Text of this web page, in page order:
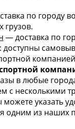
по городу
грузов.
— доставка по
доступны
в любые
с несколькими
указать
одним из наших